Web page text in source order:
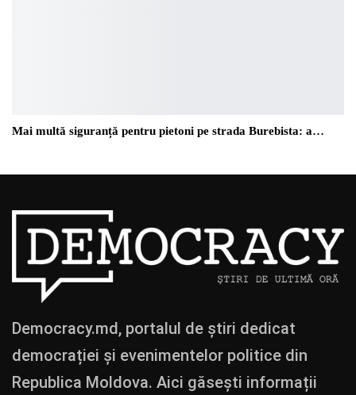
Mai multă siguranță pentru pietoni pe strada Burebista: a…
Democracy.md, portalul de știri dedicat
democrației și evenimentelor politice din
Republica Moldova. Aici găsești informații